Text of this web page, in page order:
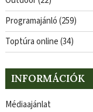
Programajánló(259)
Toptúra online(34)
INFORMÁCIÓK
Médiaajánlat